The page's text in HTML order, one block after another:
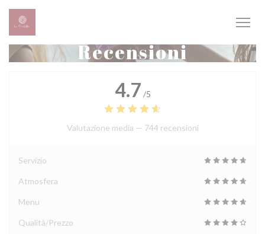
Personalizzazione delle tue scelte sui cookie
Recensioni
4.7 /5
Valutazione media — 744 recensioni
Servizio
Atmosfera
Menu
Qualità/Prezzo